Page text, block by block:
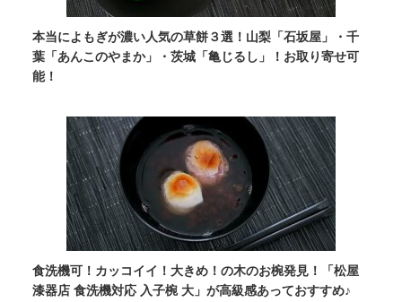
本当によもぎが濃い人気の草餅３選！山梨「石坂屋」・千
葉「あんこのやまか」・茨城「亀じるし」！お取り寄せ可
能！
食洗機可！カッコイイ！大きめ！の木のお椀発見！「松屋
漆器店 食洗機対応 入子椀 大」が高級感あっておすすめ♪